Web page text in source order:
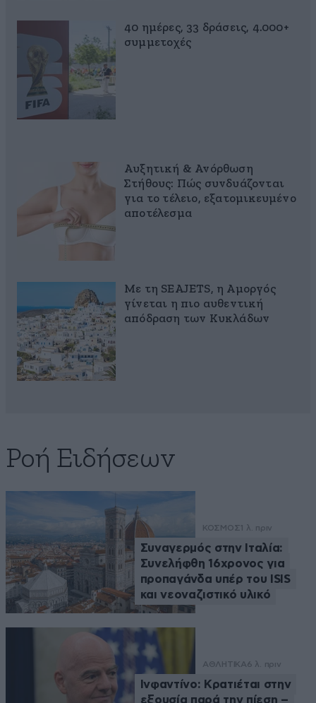
40 ημέρες, 33 δράσεις, 4.000+
συμμετοχές
Αυξητική & Ανόρθωση
Στήθους: Πώς συνδυάζονται
για το τέλειο, εξατομικευμένο
αποτέλεσμα
Με τη SEAJETS, η Αμοργός
γίνεται η πιο αυθεντική
απόδραση των Κυκλάδων
Ροή Ειδήσεων
ΚΟΣΜΟΣ 1 λ. πριν
Συναγερμός στην Ιταλία:
Συνελήφθη 16χρονος για
προπαγάνδα υπέρ του ISIS
και νεοναζιστικό υλικό
ΑΘΛΗΤΙΚΑ6 λ. πριν
Ινφαντίνο: Κρατιέται στην
εξουσία παρά την πίεση –